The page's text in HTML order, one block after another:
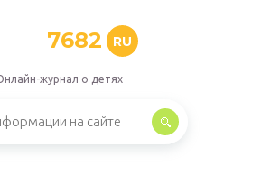
7682 RU
журнал о детях